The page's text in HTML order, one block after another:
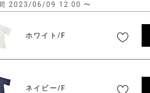
2023/06/09 12:00 〜
ホワイト/F
ネイビー/F